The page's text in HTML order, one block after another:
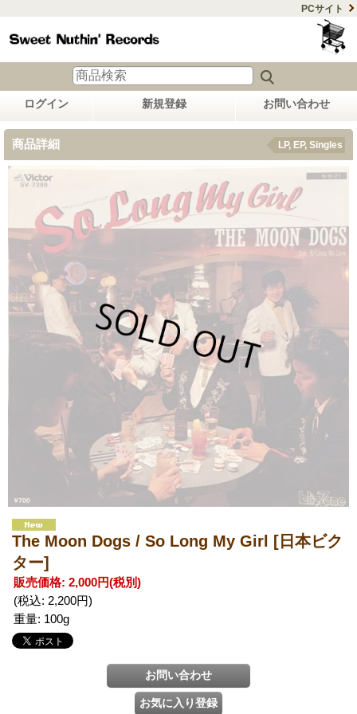
PCサイト
ログイン 新規登録 お問い合わせ
商品詳細 LP, EP, Singles
The Moon Dogs / So Long My Girl [日本ビク
ター]
販売価格: 2,000円(税別)
(税込: 2,200円)
重量: 100g